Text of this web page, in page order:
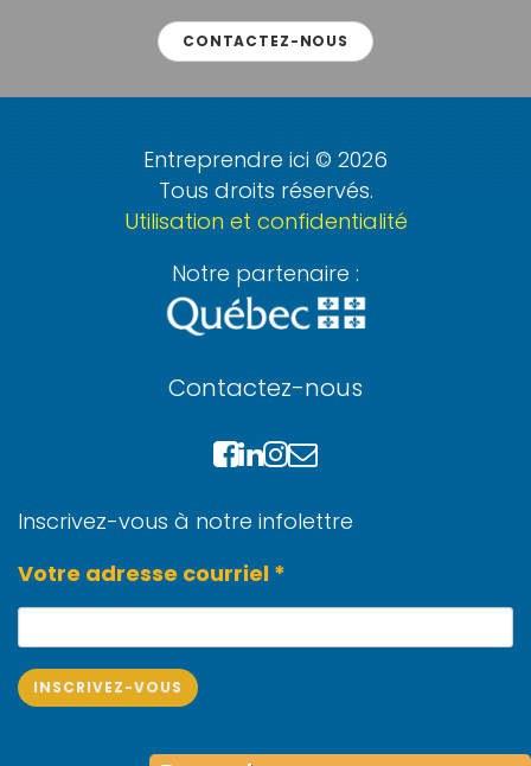
CONTACTEZ-NOUS
Entreprendre ici © 2026
Tous droits réservés.
Utilisation et confidentialité
Notre partenaire :
Contactez-nous
Inscrivez-vous à notre infolettre
Votre adresse courriel *